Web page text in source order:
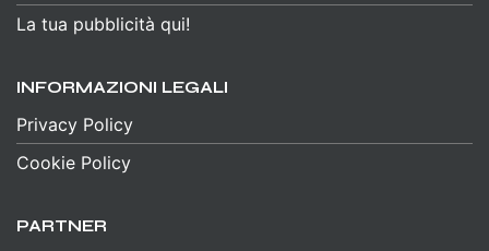
La tua pubblicità qui!
INFORMAZIONI LEGALI
Privacy Policy
Cookie Policy
PARTNER